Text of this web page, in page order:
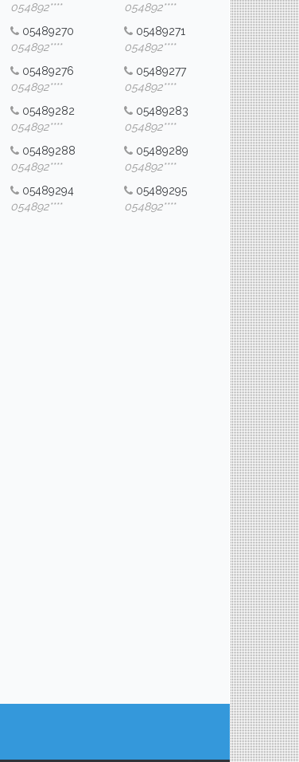
054892****
054892****
05489270
054892****
05489271
054892****
05489276
054892****
05489277
054892****
05489282
054892****
05489283
054892****
05489288
054892****
05489289
054892****
05489294
054892****
05489295
054892****